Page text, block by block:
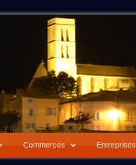
Commerces Entreprises